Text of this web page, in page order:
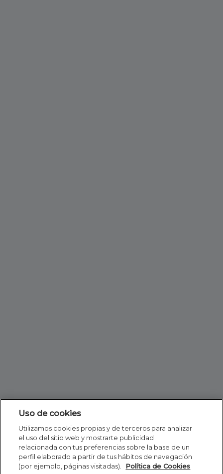
Uso de cookies
Utilizamos cookies propias y de terceros para analizar
el uso del sitio web y mostrarte publicidad
relacionada con tus preferencias sobre la base de un
perfil elaborado a partir de tus hábitos de navegación
(por ejemplo, páginas visitadas).
Política de Cookies